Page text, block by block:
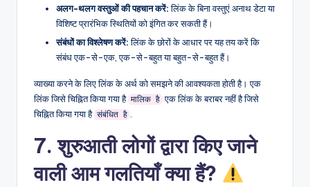
अलग-थलग वस्तुओं की पहचान करें:लिंक के बिना वस्तुएं अनाथ डेटा या
विशिष्ट प्रारंभिक स्थितियों को इंगित कर सकती हैं।
संबंधों का विश्लेषण करें:लिंक के छोरों के आधार पर यह तय करें कि
संबंध एक-से-एक, एक-से-बहुत या बहुत-से-बहुत हैं।
व्याख्या करने के लिए लिंक के अर्थ को समझने की आवश्यकता होती है। एक
लिंक जिसे चिह्नित किया गया है मालिक है एक लिंक के बराबर नहीं है जिसे
चिह्नित किया गया है संबंधित है
7. शुरुआती लोगों द्वारा किए जाने
वाली आम गलतियाँ क्या हैं?